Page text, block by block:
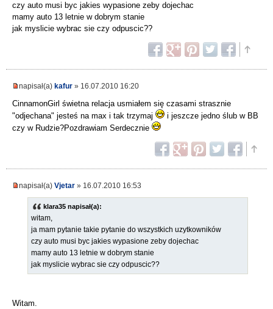
czy auto musi byc jakies wypasione zeby dojechac
mamy auto 13 letnie w dobrym stanie
jak myslicie wybrac sie czy odpuscic??
napisał(a) kafur » 16.07.2010 16:20
CinnamonGirl świetna relacja usmiałem się czasami strasznie
"odjechana" jesteś na max i tak trzymaj
i jeszcze jedno ślub w BB
czy w Rudzie?Pozdrawiam Serdecznie
napisał(a) Vjetar » 16.07.2010 16:53
klara35 napisał(a):
witam,
ja mam pytanie takie pytanie do wszystkich uzytkowników
czy auto musi byc jakies wypasione zeby dojechac
mamy auto 13 letnie w dobrym stanie
jak myslicie wybrac sie czy odpuscic??
Witam.